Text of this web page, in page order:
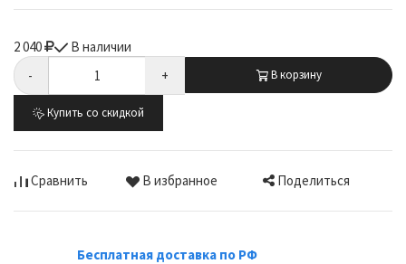
2 040
В наличии
-
+ В корзину
Купить со скидкой
Сравнить В избранное Поделиться
Бесплатная доставка по РФ